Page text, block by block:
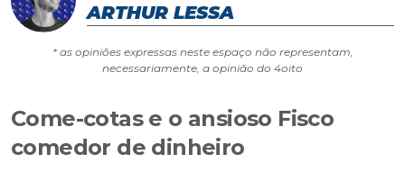
ARTHUR LESSA
* as opiniões expressas neste espaço não representam,
necessariamente, a opinião do 4oito
Come-cotas e o ansioso Fisco
comedor de dinheiro